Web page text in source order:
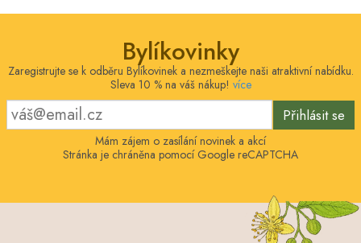
Bylíkovinky
Zaregistrujte se k odběru Bylíkovinek a nezmeškejte naši atraktivní nabídku.
Sleva 10 % na váš nákup! více
Přihlásit se
Mám zájem o zasílání novinek a akcí
Stránka je chráněna pomocí Google reCAPTCHA